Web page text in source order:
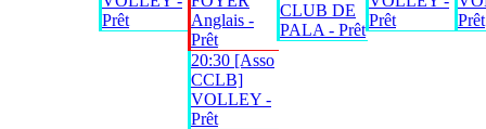
Prêt
Anglais -
Prêt
20:30 [Asso
CCLB]
VOLLEY -
Prêt
CLUB DE
PALA - Prêt
Prêt
Prêt